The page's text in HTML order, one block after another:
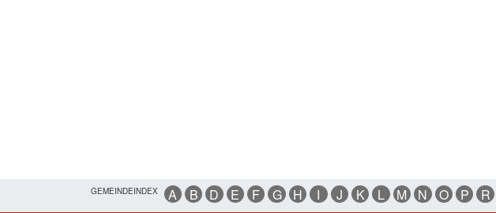
GEMEINDEINDEX A B D E F G H I J K L M N O P R